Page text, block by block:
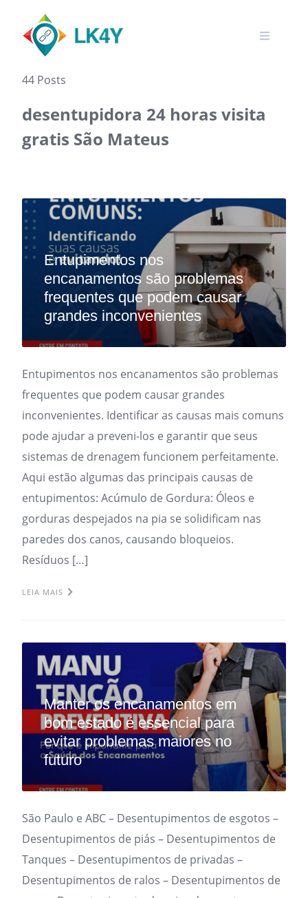
content
44 Posts
desentupidora 24 horas visita
gratis São Mateus
Entupimentos nos
encanamentos são problemas
frequentes que podem causar
grandes inconvenientes
Entupimentos nos encanamentos são problemas
frequentes que podem causar grandes
inconvenientes. Identificar as causas mais comuns
pode ajudar a preveni-los e garantir que seus
sistemas de drenagem funcionem perfeitamente.
Aqui estão algumas das principais causas de
entupimentos: Acúmulo de Gordura: Óleos e
gorduras despejados na pia se solidificam nas
paredes dos canos, causando bloqueios.
Resíduos […]
LEIA MAIS
Manter os encanamentos em
bom estado é essencial para
evitar problemas maiores no
futuro
São Paulo e ABC – Desentupimentos de esgotos –
Desentupimentos de piás – Desentupimentos de
Tanques – Desentupimentos de privadas –
Desentupimentos de ralos – Desentupimentos de